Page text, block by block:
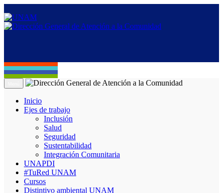
Inicio
Ejes de trabajo
Inclusión
Salud
Seguridad
Sustentabilidad
Integración Comunitaria
UNAPDI
#TuRed UNAM
Cursos
Distintivo ambiental UNAM